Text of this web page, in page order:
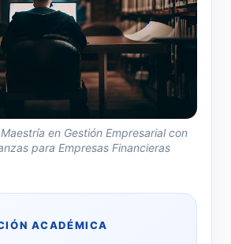
en Gestión Empresarial con
para Empresas Financieras
ACADÉMICA